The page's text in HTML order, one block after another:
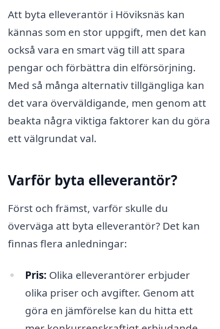
Att byta elleverantör i Höviksnäs kan
kännas som en stor uppgift, men det kan
också vara en smart väg till att spara
pengar och förbättra din elförsörjning.
Med så många alternativ tillgängliga kan
det vara överväldigande, men genom att
beakta några viktiga faktorer kan du göra
ett välgrundat val.
Varför byta elleverantör?
Först och främst, varför skulle du
överväga att byta elleverantör? Det kan
finnas flera anledningar:
Pris: Olika elleverantörer erbjuder
olika priser och avgifter. Genom att
göra en jämförelse kan du hitta ett